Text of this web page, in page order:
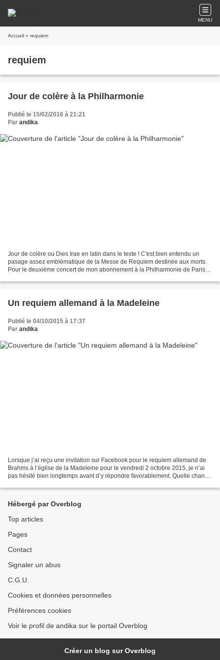
MENU
Accueil » requiem
requiem
Jour de colère à la Philharmonie
Publié le 15/02/2016 à 21:21
Par andika
Jour de colère ou Dies Irae en latin dans le texte ! C'est bien entendu un
pasage assez emblématique de la Messe de Requiem destinée aux morts.
Pour le deuxième concert de mon abonnement à la Philharmonie de Paris,
Un requiem allemand à la Madeleine
Publié le 04/10/2015 à 17:37
Par andika
Lorsque j’ai reçu une invitation sur Facebook pour le requiem allemand de
Brahms à l’église de la Madeleine pour le vendredi 2 octobre 2015, je n’ai
pas hésité bien longtemps avant d’y répondre favorablement. Quelle chance
Hébergé par Overblog
Top articles
Pages
Contact
Signaler un abus
C.G.U.
Cookies et données personnelles
Préférences cookies
Voir le profil de andika sur le portail Overblog
Créer un blog sur Overblog